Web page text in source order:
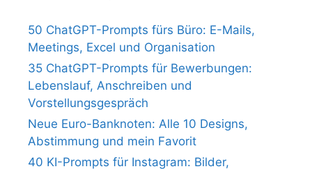
50 ChatGPT-Prompts fürs Büro: E-Mails,
Meetings, Excel und Organisation
35 ChatGPT-Prompts für Bewerbungen:
Lebenslauf, Anschreiben und
Vorstellungsgespräch
Neue Euro-Banknoten: Alle 10 Designs,
Abstimmung und mein Favorit
40 KI-Prompts für Instagram: Bilder,